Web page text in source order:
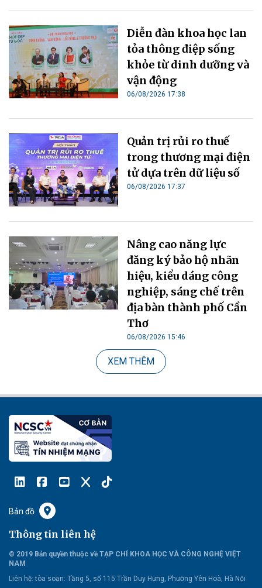
Diễn đàn khoa học lan
tỏa thông điệp sống
khỏe từ dinh dưỡng và
vận động
06/08/2026 17:38
Quản trị rủi ro thuế
trong thương mại điện
tử dựa trên dữ liệu số
06/08/2026 17:37
Nâng cao năng lực
đăng ký bảo hộ nhãn
hiệu, kiểu dáng công
nghiệp, sáng chế trên
địa bàn thành phố Cần
Thơ
06/08/2026 15:46
XEM THÊM
Bản đồ
Thông tin liên hệ
© 2019 Bản quyền thuộc về TẠP CHÍ KHOA HỌC VÀ CÔNG NGHỆ VIỆT
NAM
Liên hệ: tòa soạn: Tầng 5, số 115 Trần Duy Hưng, Phường Yên Hoà, Hà Nội